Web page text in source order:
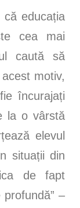
educația
cea mai
caută să
motiv,
încurajați
la o vârstă
elevul
situații din
de fapt
profundă” –